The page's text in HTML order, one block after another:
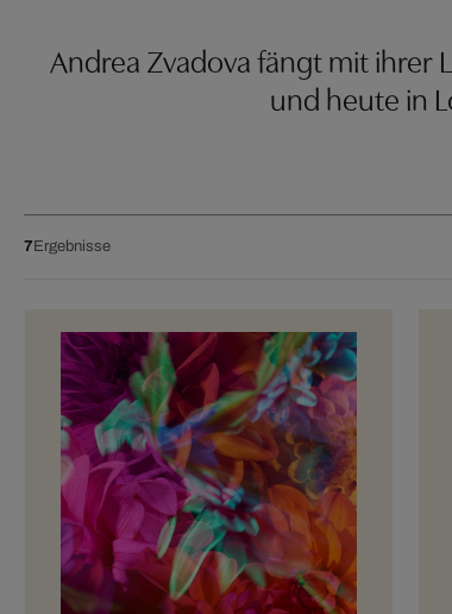
Andrea Zvadova fängt mit ihrer
und heute in
7Ergebnisse